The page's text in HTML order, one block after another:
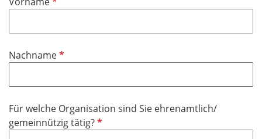
e
c
t
e
l
NachnameP
c
h
Für welche Organisation sind Sie ehrenamtlich/
gemeinnützig tätig?P